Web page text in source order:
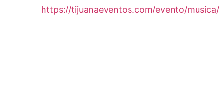
https://tijuanaeventos.com/evento/musica/